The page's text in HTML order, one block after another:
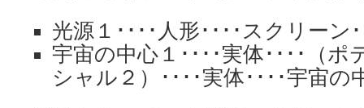
光源１････人形････スクリーン
宇宙の中心１････実体････（
シャル２）････実体････宇宙の